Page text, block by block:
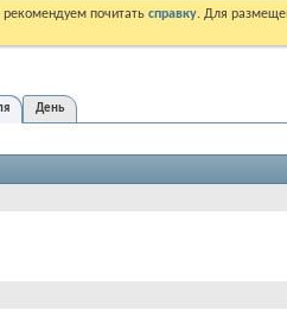
рекомендуем почитать справку. Для
День